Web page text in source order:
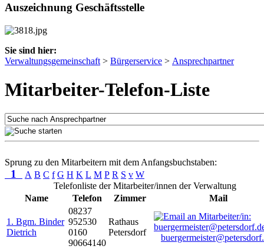
Auszeichnung Geschäftsstelle
Sie sind hier:
Verwaltungsgemeinschaft > Bürgerservice > Ansprechpartner
Mitarbeiter-Telefon-Liste
Sprung zu den Mitarbeitern mit dem Anfangsbuchstaben:
1 A B C f G H K L M P R S v W
Telefonliste der Mitarbeiter/innen der Verwaltung
Name
Telefon Zimmer Mail
1. Bgm. Binder
Dietrich
08237
952530
0160
90664140
Rathaus
Petersdorf